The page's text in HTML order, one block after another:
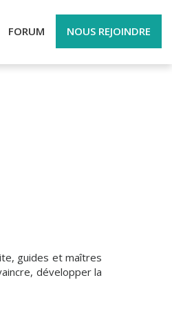
FORUM NOUS REJOINDRE
guides et maîtres
développer la